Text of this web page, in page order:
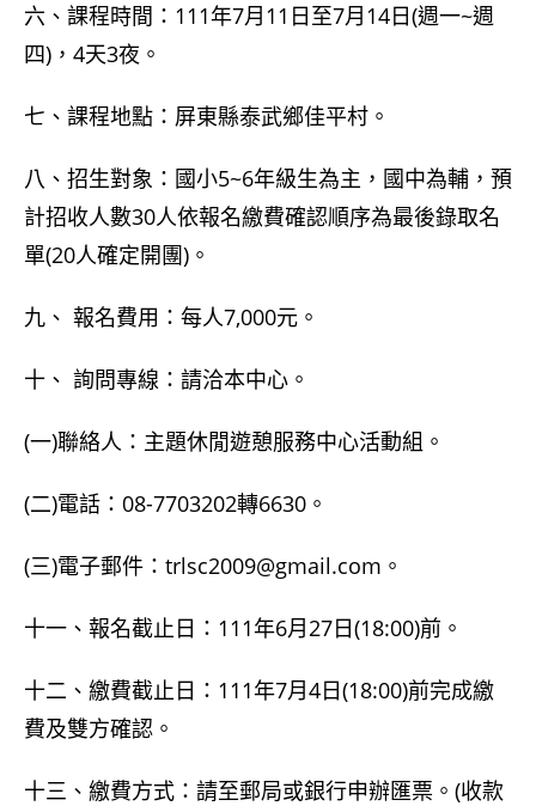
六、課程時間：111年7月11日至7月14日(週一~週
四)，4天3夜。
七、課程地點：屏東縣泰武鄉佳平村。
八、招生對象：國小5~6年級生為主，國中為輔，預
計招收人數30人依報名繳費確認順序為最後錄取名
單(20人確定開團)。
九、 報名費用：每人7,000元。
十、 詢問專線：請洽本中心。
(一)聯絡人：主題休閒遊憩服務中心活動組。
(二)電話：08-7703202轉6630。
(三)電子郵件：trlsc2009@gmail.com。
十一、報名截止日：111年6月27日(18:00)前。
十二、繳費截止日：111年7月4日(18:00)前完成繳
費及雙方確認。
十三、繳費方式：請至郵局或銀行申辦匯票。(收款